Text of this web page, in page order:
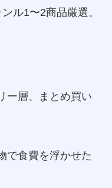
ル1〜2商品厳選。
ー層、まとめ買い
食費を浮かせた